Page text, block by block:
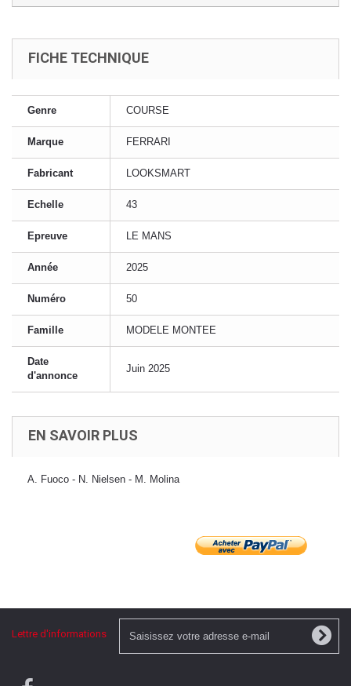
FICHE TECHNIQUE
Genre COURSE
Marque FERRARI
Fabricant LOOKSMART
Echelle 43
Epreuve LE MANS
Année 2025
Numéro 50
Famille MODELE MONTEE
Date
d'annonce
Juin 2025
EN SAVOIR PLUS
A. Fuoco - N. Nielsen - M. Molina
Lettre d'informations